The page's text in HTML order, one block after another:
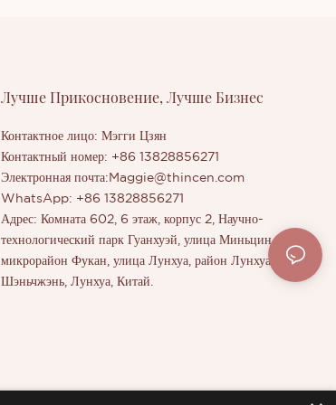
Лучше Прикосновение, Лучше Бизнес
Контактное лицо: Мэгги Цзян
Контактный номер: +86 13828856271
Электронная почта: Maggie@thincen.com
WhatsApp: +86 13828856271
Адрес: Комната 602, 6 этаж, корпус 2, Научно-
технологический парк Гуанхуэй, улица Миньцин,
микрорайон Фукан, улица Лунхуа, район Лунхуа,
Шэньчжэнь, Лунхуа, Китай.